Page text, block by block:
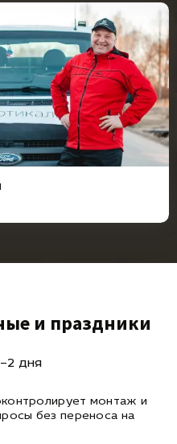
и праздники
дня
монтаж и
без переноса на